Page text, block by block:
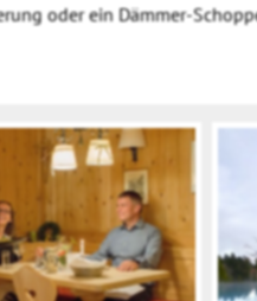
oder ein Dämmer-